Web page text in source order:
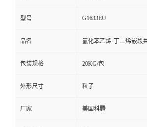
型号 G1633EU
品名 氢化苯乙烯-丁二烯嵌段
包装规格 20KG/包
外形尺寸 粒子
厂家 美国科腾